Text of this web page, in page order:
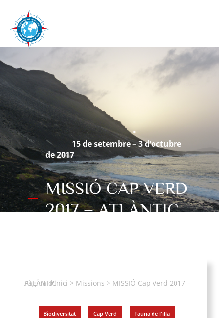
15 de setembre – 3 d’octubre
de 2017
MISSIÓ CAP VERD
2017 – ATLÀNTIC
Pàgina d'inici > Missions >
MISSIÓ Cap Verd 2017 – ATLÀNTIC
Biodiversitat Cap Verd Fauna de l'illa